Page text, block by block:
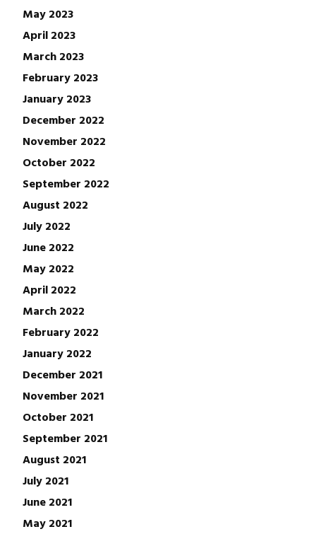
May 2023
April 2023
March 2023
February 2023
January 2023
December 2022
November 2022
October 2022
September 2022
August 2022
July 2022
June 2022
May 2022
April 2022
March 2022
February 2022
January 2022
December 2021
November 2021
October 2021
September 2021
August 2021
July 2021
June 2021
May 2021